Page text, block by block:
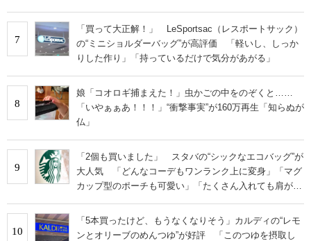
7
「買って大正解！」 LeSportsac（レスポートサック）
の“ミニショルダーバッグ”が高評価 「軽いし、しっか
りした作り」「持っているだけで気分があがる」
8
娘「コオロギ捕まえた！」虫かごの中をのぞくと……
「いやぁぁあ！！！」“衝撃事実”が160万再生「知らぬが
仏」
9
「2個も買いました」 スタバの“シックなエコバッグ”が
大人気 「どんなコーデもワンランク上に変身」「マグ
カップ型のポーチも可愛い」「たくさん入れても肩が痛
10
「5本買ったけど、もうなくなりそう」カルディの“レモ
ンとオリーブのめんつゆ”が好評 「このつゆを摂取し